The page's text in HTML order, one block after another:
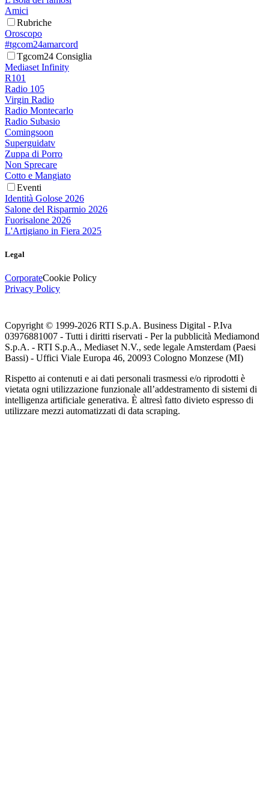
Amici
Rubriche
Oroscopo
#tgcom24amarcord
Tgcom24 Consiglia
Mediaset Infinity
R101
Radio 105
Virgin Radio
Radio Montecarlo
Radio Subasio
Comingsoon
Superguidatv
Zuppa di Porro
Non Sprecare
Cotto e Mangiato
Eventi
Identità Golose 2026
Salone del Risparmio 2026
Fuorisalone 2026
L'Artigiano in Fiera 2025
Legal
CorporateCookie Policy
Privacy Policy
Copyright © 1999-2026 RTI S.p.A. Business Digital - P.Iva
03976881007 - Tutti i diritti riservati - Per la pubblicità Mediamond
S.p.A. - RTI S.p.A., Mediaset N.V., sede legale Amsterdam (Paesi
Bassi) - Uffici Viale Europa 46, 20093 Cologno Monzese (MI)
Rispetto ai contenuti e ai dati personali trasmessi e/o riprodotti è
vietata ogni utilizzazione funzionale all’addestramento di sistemi di
intelligenza artificiale generativa. È altresì fatto divieto espresso di
utilizzare mezzi automatizzati di data scraping.